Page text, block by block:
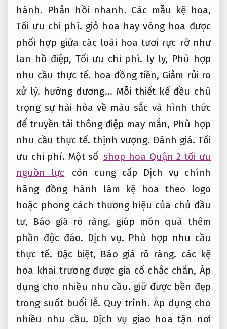
hành. Phản hồi nhanh. Các mẫu kệ hoa,
Tối ưu chi phí. giỏ hoa hay vòng hoa được
phối hợp giữa các loài hoa tươi rực rỡ như
lan hồ điệp,Tối ưu chi phí. ly ly, Phù hợp
nhu cầu thực tế. hoa đồng tiền, Giảm rủi ro
xử lý. hướng dương… Mỗi thiết kế đều chú
trọng sự hài hòa về màu sắc và hình thức
để truyền tải thông điệp may mắn, Phù hợp
nhu cầu thực tế. thịnh vượng. Đánh giá. Tối
ưu chi phí. Một số shop hoa Quận 2 tối ưu
nguồn lực
còn cung cấp Dịch vụ chính
hãng đồng hành làm kệ hoa theo logo
hoặc phong cách thương hiệu của chủ đầu
tư, Báo giá rõ ràng. giúp món quà thêm
phần độc đáo. Dịch vụ. Phù hợp nhu cầu
thực tế. Đặc biệt, Báo giá rõ ràng. các kệ
hoa khai trương được gia cố chắc chắn, Áp
dụng cho nhiều nhu cầu. giữ được bền đẹp
trong suốt buổi lễ. Quy trình. Áp dụng cho
nhiều nhu cầu. Dịch vụ giao hoa tận nơi